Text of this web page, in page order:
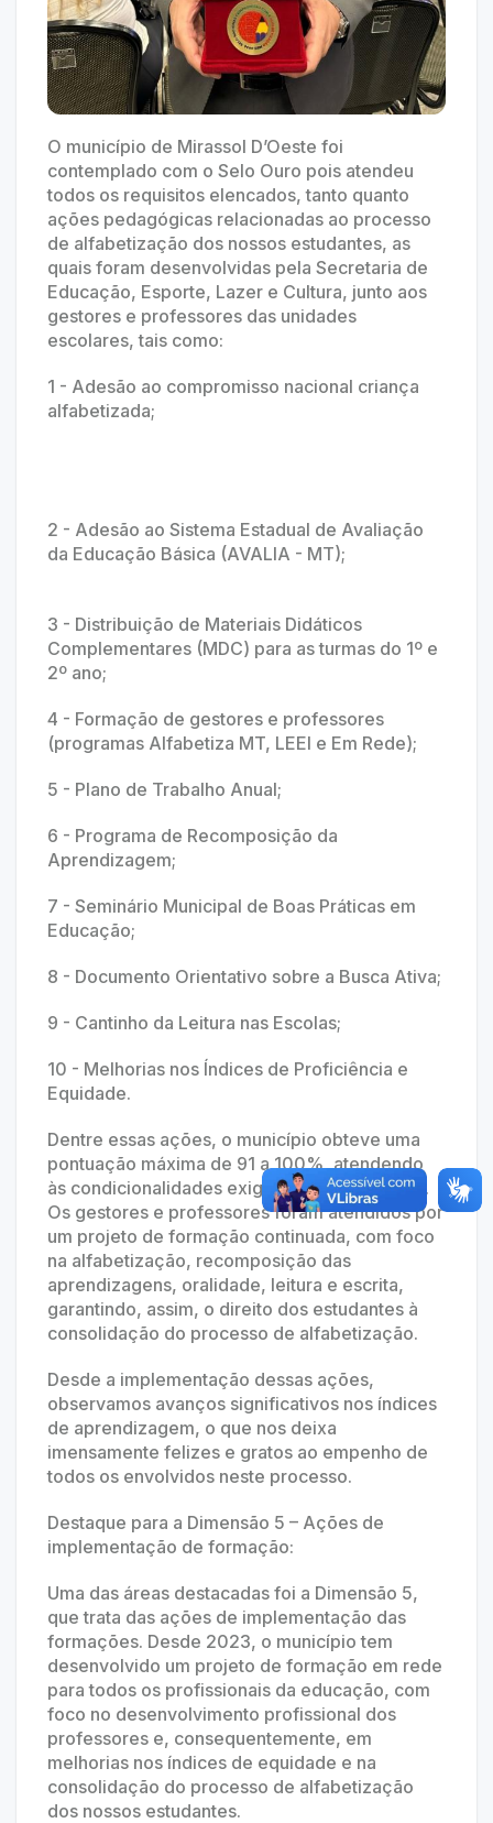
O município de Mirassol D’Oeste foi
contemplado com o Selo Ouro pois atendeu
todos os requisitos elencados, tanto quanto
ações pedagógicas relacionadas ao processo
de alfabetização dos nossos estudantes, as
quais foram desenvolvidas pela Secretaria de
Educação, Esporte, Lazer e Cultura, junto aos
gestores e professores das unidades
escolares, tais como:
1 - Adesão ao compromisso nacional criança
alfabetizada;
2 - Adesão ao Sistema Estadual de Avaliação
da Educação Básica (AVALIA - MT);
3 - Distribuição de Materiais Didáticos
Complementares (MDC) para as turmas do 1º e
2º ano;
4 - Formação de gestores e professores
(programas Alfabetiza MT, LEEI e Em Rede);
5 - Plano de Trabalho Anual;
6 - Programa de Recomposição da
Aprendizagem;
7 - Seminário Municipal de Boas Práticas em
Educação;
8 - Documento Orientativo sobre a Busca Ativa;
9 - Cantinho da Leitura nas Escolas;
10 - Melhorias nos Índices de Proficiência e
Equidade.
Dentre essas ações, o município obteve uma
pontuação máxima de 91 a 100%, atendendo
às condicionalidades exigidas pelo programa.
Os gestores e professores foram atendidos por
um projeto de formação continuada, com foco
na alfabetização, recomposição das
aprendizagens, oralidade, leitura e escrita,
garantindo, assim, o direito dos estudantes à
consolidação do processo de alfabetização.
Desde a implementação dessas ações,
observamos avanços significativos nos índices
de aprendizagem, o que nos deixa
imensamente felizes e gratos ao empenho de
todos os envolvidos neste processo.
Destaque para a Dimensão 5 – Ações de
implementação de formação:
Uma das áreas destacadas foi a Dimensão 5,
que trata das ações de implementação das
formações. Desde 2023, o município tem
desenvolvido um projeto de formação em rede
para todos os profissionais da educação, com
foco no desenvolvimento profissional dos
professores e, consequentemente, em
melhorias nos índices de equidade e na
consolidação do processo de alfabetização
dos nossos estudantes.